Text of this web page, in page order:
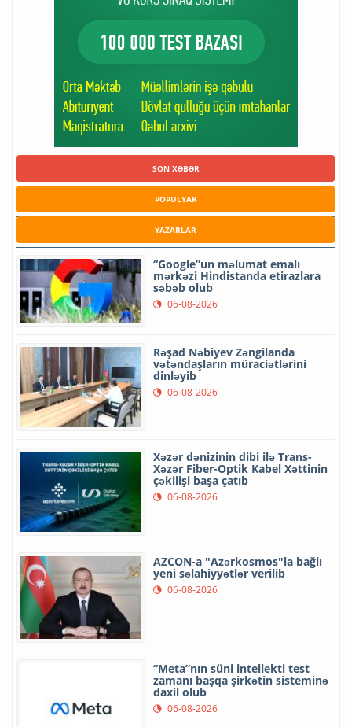
SON XƏBƏR
POPULYAR
YAZARLAR
“Google”un məlumat emalı
mərkəzi Hindistanda etirazlara
səbəb olub
06-08-2026
Rəşad Nəbiyev Zəngilanda
vətəndaşların müraciətlərini
dinləyib
06-08-2026
Xəzər dənizinin dibi ilə Trans-
Xəzər Fiber-Optik Kabel Xəttinin
çəkilişi başa çatıb
06-08-2026
AZCON-a "Azərkosmos"la bağlı
yeni səlahiyyətlər verilib
06-08-2026
“Meta”nın süni intellekti test
zamanı başqa şirkətin sisteminə
daxil olub
06-08-2026